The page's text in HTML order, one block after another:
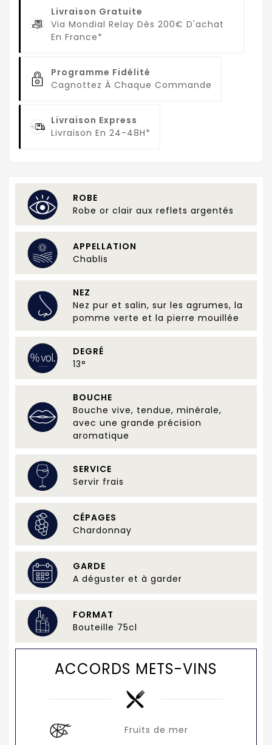
Livraison Gratuite
Via Mondial Relay Dès 200€ D'achat
En France*
Programme Fidélité
Cagnottez À Chaque Commande
Livraison Express
Livraison En 24-48H*
ROBE
Robe or clair aux reflets argentés
APPELLATION
Chablis
NEZ
Nez pur et salin, sur les agrumes, la
pomme verte et la pierre mouillée
DEGRÉ
13°
BOUCHE
Bouche vive, tendue, minérale,
avec une grande précision
aromatique
SERVICE
Servir frais
CÉPAGES
Chardonnay
GARDE
A déguster et à garder
FORMAT
Bouteille 75cl
ACCORDS METS-VINS
Fruits de mer